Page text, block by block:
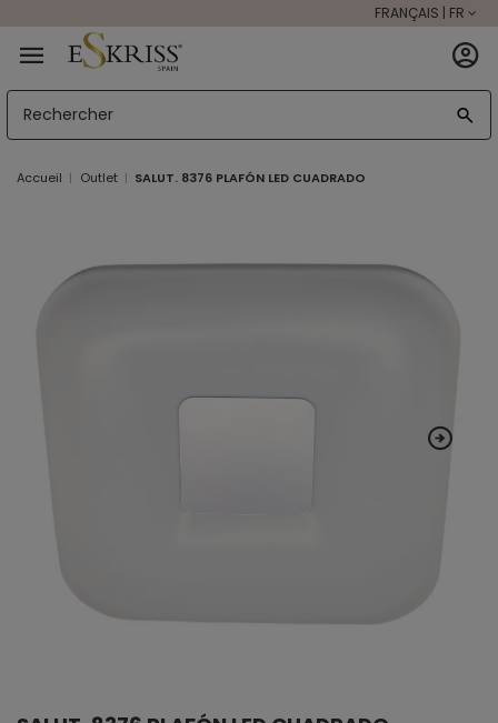
FRANÇAIS | FR
Accueil Outlet SALUT. 8376 PLAFÓN LED CUADRADO